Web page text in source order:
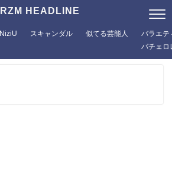
RZM HEADLINE
NiziU スキャンダル 似てる芸能人
バラエテ
バチェロ